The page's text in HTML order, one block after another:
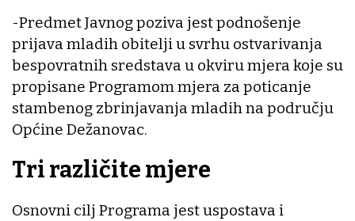
-Predmet Javnog poziva jest podnošenje
prijava mladih obitelji u svrhu ostvarivanja
bespovratnih sredstava u okviru mjera koje su
propisane Programom mjera za poticanje
stambenog zbrinjavanja mladih na području
Općine Dežanovac.
Tri različite mjere
Osnovni cilj Programa jest uspostava i